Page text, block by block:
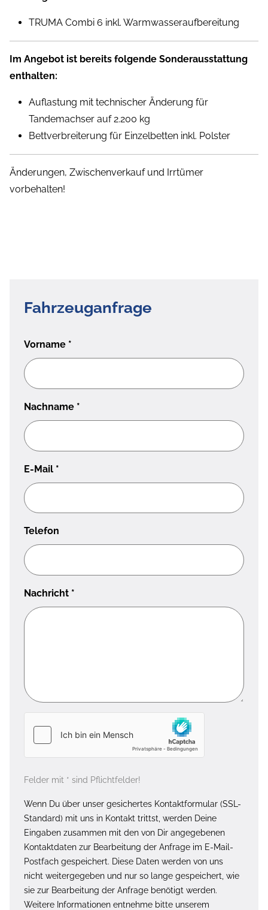
TRUMA Combi 6 inkl. Warmwasseraufbereitung
Im Angebot ist bereits folgende Sonderausstattung
enthalten:
Auflastung mit technischer Änderung für
Tandemachser auf 2.200 kg
Bettverbreiterung für Einzelbetten inkl. Polster
Änderungen, Zwischenverkauf und Irrtümer
vorbehalten!
Fahrzeuganfrage
Vorname *
Nachname *
E-Mail *
Telefon
Nachricht *
Felder mit * sind Pflichtfelder!
Wenn Du über unser gesichertes Kontaktformular (SSL-
Standard) mit uns in Kontakt trittst, werden Deine
Eingaben zusammen mit den von Dir angegebenen
Kontaktdaten zur Bearbeitung der Anfrage im E-Mail-
Postfach gespeichert. Diese Daten werden von uns
nicht weitergegeben und nur so lange gespeichert, wie
sie zur Bearbeitung der Anfrage benötigt werden.
Weitere Informationen entnehme bitte unserem